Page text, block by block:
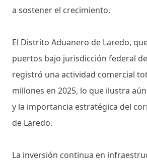
a sostener el crecimiento.
El Distrito Aduanero de Laredo,
puertos bajo jurisdicción federal
registró una actividad comercial
millones en 2025, lo que ilustra
y la importancia estratégica del
de Laredo.
La inversión continua en